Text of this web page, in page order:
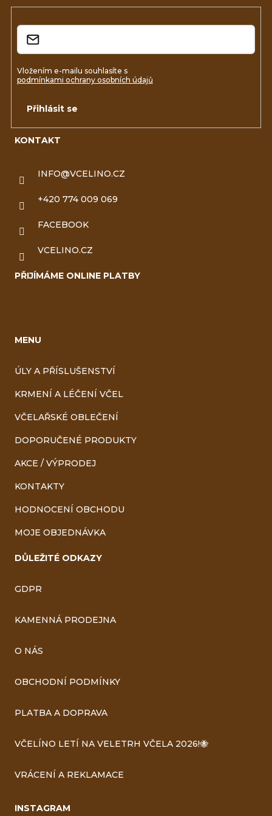
KONTAKT
INFO@VCELINO.CZ
+420 774 009 069
FACEBOOK
VCELINO.CZ
PŘIJÍMÁME ONLINE PLATBY
MENU
ÚLY A PŘÍSLUŠENSTVÍ
KRMENÍ A LÉČENÍ VČEL
VČELAŘSKÉ OBLEČENÍ
DOPORUČENÉ PRODUKTY
AKCE / VÝPRODEJ
KONTAKTY
HODNOCENÍ OBCHODU
MOJE OBJEDNÁVKA
DŮLEŽITÉ ODKAZY
GDPR
KAMENNÁ PRODEJNA
O NÁS
OBCHODNÍ PODMÍNKY
PLATBA A DOPRAVA
VČELÍNO LETÍ NA VELETRH VČELA 2026!🐝
VRÁCENÍ A REKLAMACE
INSTAGRAM
Vložením e-mailu souhlasíte s
podmínkami ochrany osobních údajů
Přihlásit se